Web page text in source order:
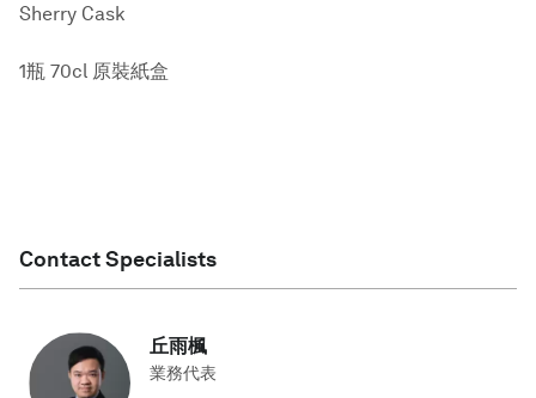
Sherry Cask
1瓶 70cl 原裝紙盒
Contact Specialists
丘雨楓
業務代表